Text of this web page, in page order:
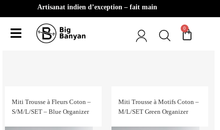
Artisanat indien d’exception – fait main
0
Miti Trousse à Fleurs Coton –
S/M/L/SET – Blue Organizer
Miti Trousse à Motifs Coton –
M/L/SET Green Organizer